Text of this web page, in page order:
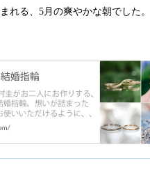
れる、5月の爽やかな朝でした。